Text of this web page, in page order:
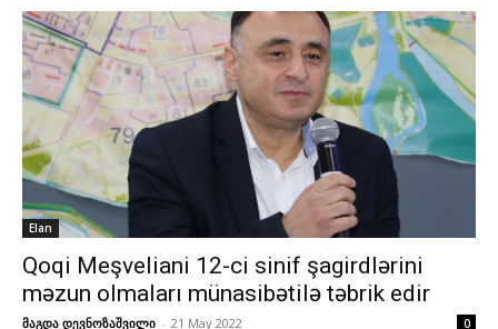
Elan
Qoqi Meşveliani 12-ci sinif şagirdlərini
məzun olmaları münasibətilə təbrik edir
მაგდა დევნოზაშვილი - 21 May 2022 0